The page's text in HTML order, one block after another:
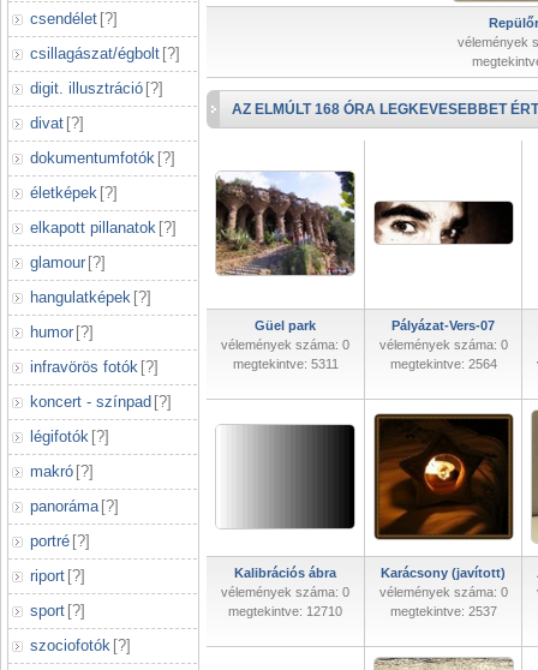
csendélet [?]
csillagászat/égbolt [?]
digit. illusztráció [?]
divat [?]
dokumentumfotók [?]
életképek [?]
elkapott pillanatok [?]
glamour [?]
hangulatképek [?]
humor [?]
infravörös fotók [?]
koncert - színpad [?]
légifotók [?]
makró [?]
panoráma [?]
portré [?]
riport [?]
sport [?]
szociofotók [?]
vélemények
AZ ELMÚLT 168 ÓRA LEGKEVESEBBET
Güel park
vélemények száma: 0
megtekintve: 5311
Pályázat-Vers-07
vélemények száma: 0
megtekintve: 2564
Kalibrációs ábra
vélemények száma: 0
megtekintve: 12710
Karácsony (javított)
vélemények száma: 0
megtekintve: 2537